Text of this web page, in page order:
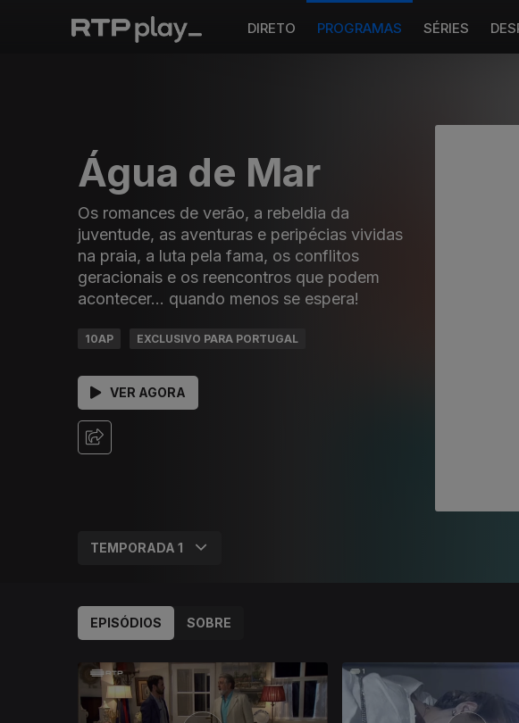
DIRETO PROGRAMAS SÉRIES
Água de Mar
Os romances de verão, a rebeldia da
juventude, as aventuras e peripécias vividas
na praia, a luta pela fama, os conflitos
geracionais e os reencontros que podem
acontecer... quando menos se espera!
10AP EXCLUSIVO PARA PORTUGAL
VER AGORA
EPISÓDIOS SOBRE